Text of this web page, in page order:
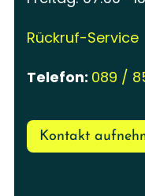
Rückruf-Service
Telefon: 089 /
Kontakt